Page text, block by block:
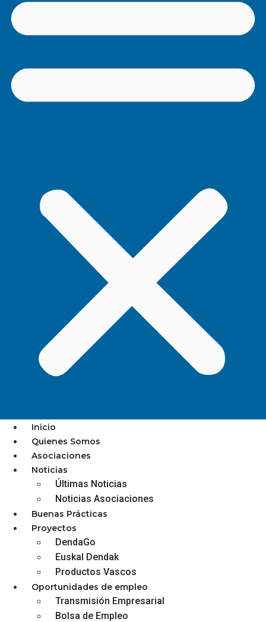
Inicio
Quienes Somos
Asociaciones
Noticias
Últimas Noticias
Noticias Asociaciones
Buenas Prácticas
Proyectos
DendaGo
Euskal Dendak
Productos Vascos
Oportunidades de empleo
Transmisión Empresarial
Bolsa de Empleo
¿CÓMO DEBEN
TRIBUTAR LOS
AUTÓNOMOS EN LA
RENTA LAS AYUDAS
QUE COBRARON DEL
KIT DIGITAL?